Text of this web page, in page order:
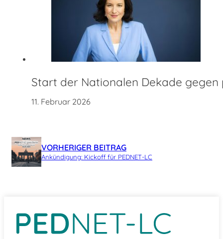
Start der Nationalen Dekade
11. Februar 2026
VORHERIGER BEITRAG
Ankündigung: Kickoff für PEDNET-LC